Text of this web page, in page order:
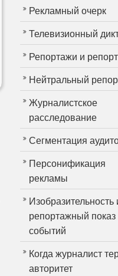
Рекламный очерк
Телевизионный
Репортажи и
Нейтральный
Журналистское
расследование
Сегментация
Персонификация
рекламы
Изобразительность
репортажный показ
событий
Когда журналист
авторитет